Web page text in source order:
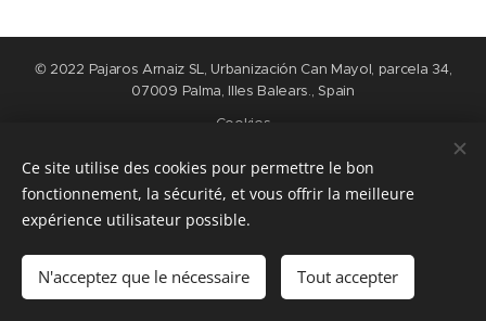
Ajouter au panier
© 2022 Pajaros Arnaiz SL, Urbanización Can Mayol, parcela 34,
07009 Palma, Illes Balears., Spain
Cookies
Langues
Nederlands
English Español Français
Ce site utilise des cookies pour permettre le bon
fonctionnement, la sécurité, et vous offrir la meilleure
expérience utilisateur possible.
N'acceptez que le nécessaire Tout accepter